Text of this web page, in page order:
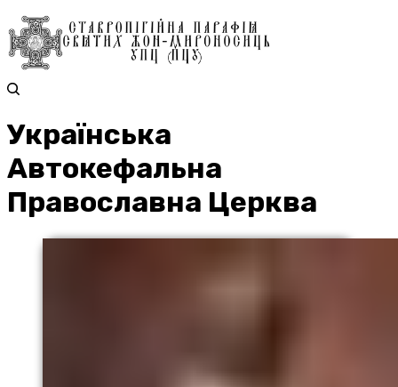
Українська
Автокефальна
Православна Церква